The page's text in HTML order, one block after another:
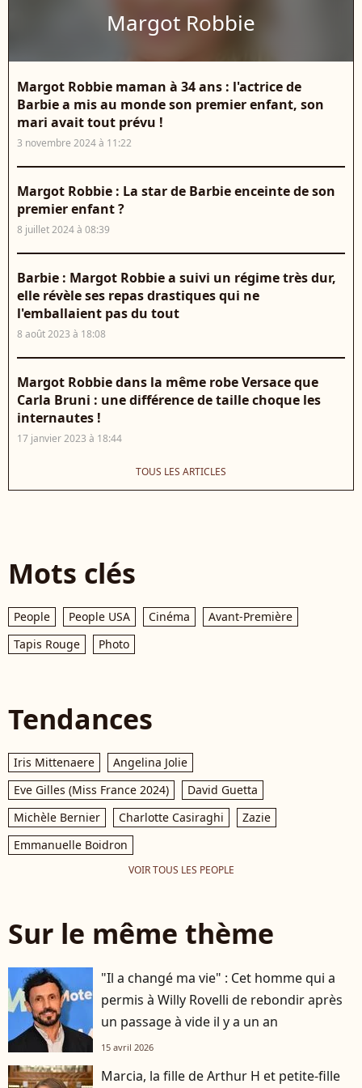
Margot Robbie
Margot Robbie maman à 34 ans : l'actrice de
Barbie a mis au monde son premier enfant, son
mari avait tout prévu !
3 novembre 2024 à 11:22
Margot Robbie : La star de Barbie enceinte de son
premier enfant ?
8 juillet 2024 à 08:39
Barbie : Margot Robbie a suivi un régime très dur,
elle révèle ses repas drastiques qui ne
l'emballaient pas du tout
8 août 2023 à 18:08
Margot Robbie dans la même robe Versace que
Carla Bruni : une différence de taille choque les
internautes !
17 janvier 2023 à 18:44
TOUS LES ARTICLES
Mots clés
People People USA Cinéma
Avant-Première
Tapis Rouge
Photo
Tendances
Iris Mittenaere
Angelina Jolie
Eve Gilles (Miss France 2024)
David Guetta
Michèle Bernier
Charlotte Casiraghi
Zazie
Emmanuelle Boidron
VOIR TOUS LES PEOPLE
Sur le même thème
"Il a changé ma vie" : Cet homme qui a
permis à Willy Rovelli de rebondir après
un passage à vide il y a un an
15 avril 2026
Marcia, la fille de Arthur H et petite-fille